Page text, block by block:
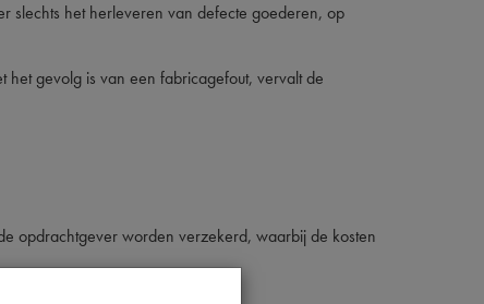
slechts het herleveren van defecte goederen, op
gevolg is van een fabricagefout, vervalt de
opdrachtgever worden verzekerd, waarbij de kosten